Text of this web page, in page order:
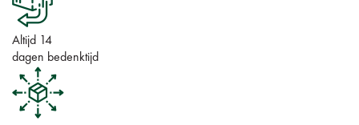
Altijd 14
dagen bedenktijd